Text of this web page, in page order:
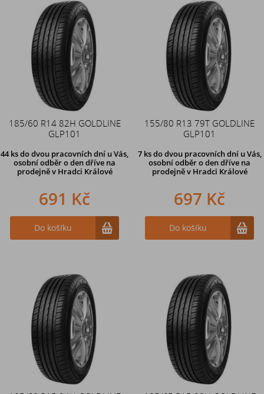
185/60 R14 82H GOLDLINE
GLP101
44 ksdo dvou pracovních dní u Vás,
osobní odběr o den dříve na
prodejně v Hradci Králové
691 Kč
Do košíku
155/80 R13 79T GOLDLINE
GLP101
7 ks do dvou pracovních dní u Vás,
osobní odběr o den dříve na
prodejně v Hradci Králové
697 Kč
Do košíku